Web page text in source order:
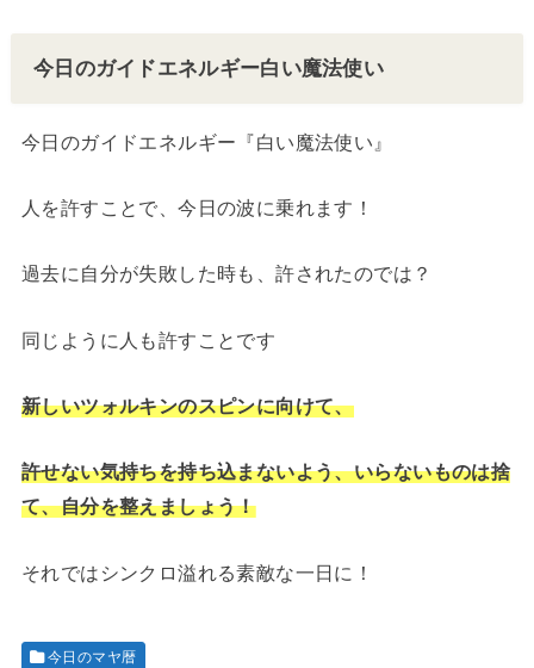
今日のガイドエネルギー白い魔法使い
今日のガイドエネルギー『白い魔法使い』
人を許すことで、今日の波に乗れます！
過去に自分が失敗した時も、許されたのでは？
同じように人も許すことです
新しいツォルキンのスピンに向けて、
許せない気持ちを持ち込まないよう、いらないものは捨
て、自分を整えましょう！
それではシンクロ溢れる素敵な一日に！
今日のマヤ暦